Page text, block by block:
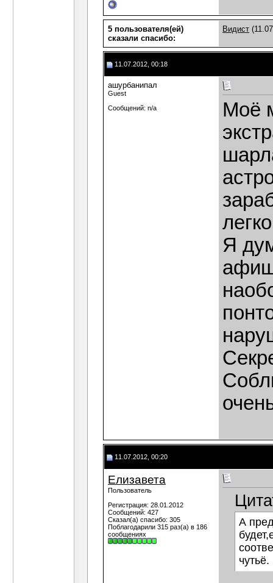
5 пользователя(ей)
сказали cпасибо:
Видист
11.07.2012, 00:18
ашурбанипал
Guest
Сообщений: n/a
Моё
Я
11.07.2012, 00:20
Елизавета
Пользователь
Регистрация: 28.01.2012
Сообщений: 427
Сказал(а) спасибо: 305
Поблагодарили 315 раз(а) в 186
сообщениях
А
чутьё.